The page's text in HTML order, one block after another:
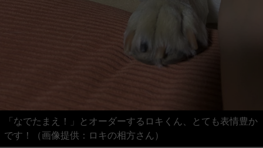
「なでたまえ！」とオーダーするロキくん、とても表情豊か
です！（画像提供：ロキの相方さん）